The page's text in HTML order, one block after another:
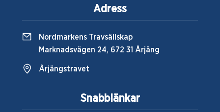
Snabblänkar
Adress
Nordmarkens Travsällskap
Marknadsvägen 24, 672 31 Årjäng
Årjängstravet